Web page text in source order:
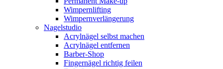
Wimpernlifting
Wimpernverlängerung
Nagelstudio
Acrylnägel selbst machen
Acrylnägel entfernen
Barber-Shop
Fingernägel richtig feilen